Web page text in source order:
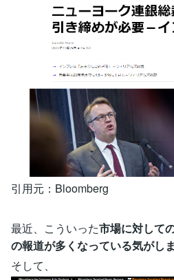
引用元：Bloomberg
最近、こういった市場に対して
の報道が多くなっている気がしま
そして、